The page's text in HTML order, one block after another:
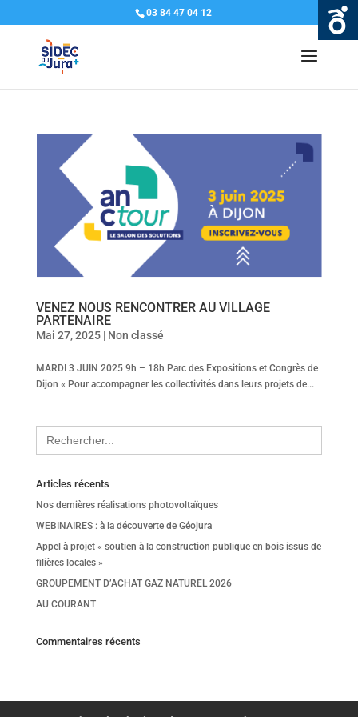
03 84 47 04 12
VENEZ NOUS RENCONTRER AU VILLAGE
PARTENAIRE
Mai 27, 2025| Non classé
MARDI 3 JUIN 2025 9h – 18h Parc des Expositions et Congrès de
Dijon « Pour accompagner les collectivités dans leurs projets de...
Search
for:
Articles récents
Nos dernières réalisations photovoltaïques
WEBINAIRES : à la découverte de Géojura
Appel à projet « soutien à la construction publique en bois issus de
filières locales »
GROUPEMENT D’ACHAT GAZ NATUREL 2026
AU COURANT
Commentaires récents